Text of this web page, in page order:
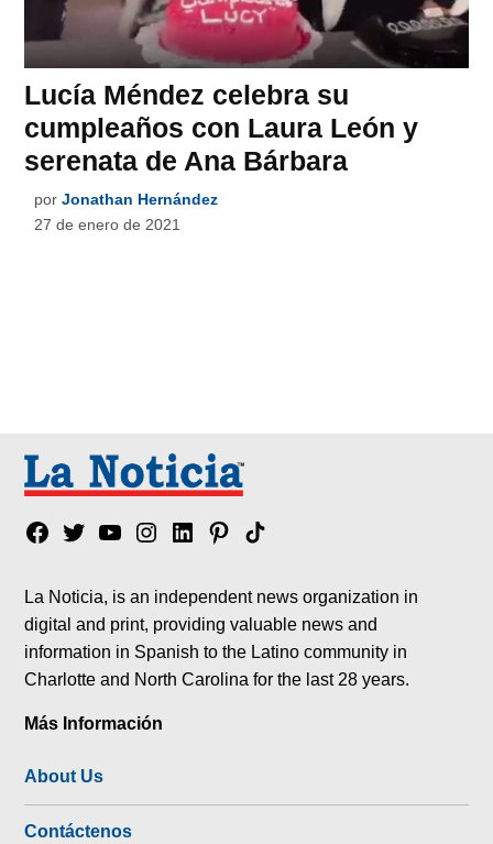
Lucía Méndez celebra su
cumpleaños con Laura León y
serenata de Ana Bárbara
por Jonathan Hernández
27 de enero de 2021
Facebook
TwitterYouTubeInstagram
LinkedinPinterest
Tik
La Noticia, is an independent news organization in
digital and print, providing valuable news and
information in Spanish to the Latino community in
Charlotte and North Carolina for the last 28 years.
Más Información
About Us
Contáctenos